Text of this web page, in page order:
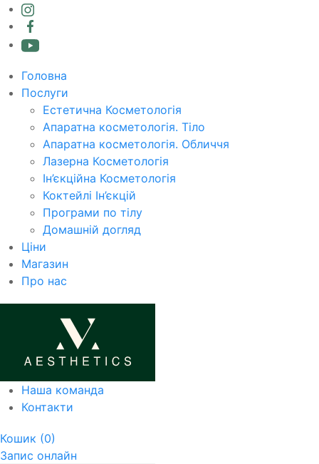
Головна
Послуги
Естетична Косметологія
Апаратна косметологія. Тіло
Апаратна косметологія. Обличчя
Лазерна Косметологія
Ін’єкційна Косметологія
Коктейлі Ін’єкцій
Програми по тілу
Домашній догляд
Ціни
Магазин
Про нас
Наша команда
Контакти
Кошик (0)
Запис онлайн